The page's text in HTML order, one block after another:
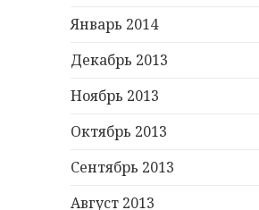
Январь 2014
Декабрь 2013
Ноябрь 2013
Октябрь 2013
Сентябрь 2013
Август 2013